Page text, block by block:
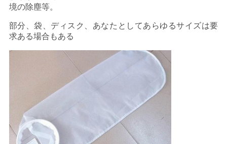
境の除塵等。
部分、袋、ディスク、あなたとしてあらゆるサイズは要
求ある場合もある